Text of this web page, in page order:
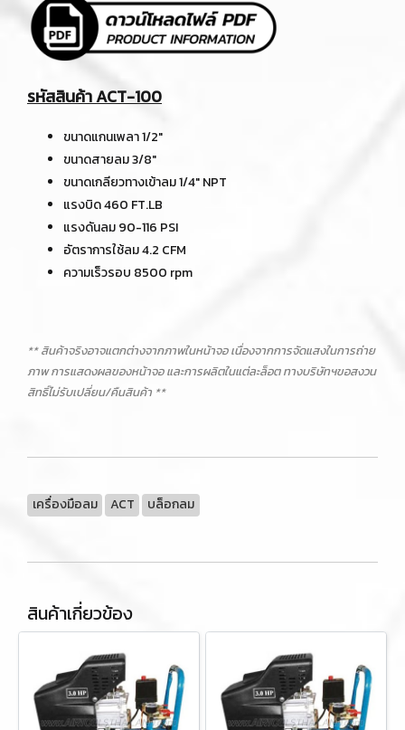
รหัสสินค้า ACT-100
ขนาดแกนเพลา 1/2"
ขนาดสายลม 3/8"
ขนาดเกลียวทางเข้าลม 1/4" NPT
แรงบิด 460 FT.LB
แรงดันลม 90-116 PSI
อัตราการใช้ลม 4.2 CFM
ความเร็วรอบ 8500 rpm
** สินค้าจริงอาจแตกต่างจากภาพในหน้าจอ เนื่องจากการจัดแสงในการถ่าย
ภาพ การแสดงผลของหน้าจอ และการผลิตในแต่ละล็อต ทางบริษัทฯขอสงวน
สิทธิ์ไม่รับเปลี่ยน/คืนสินค้า **
เครื่องมือลม ACT บล็อกลม
สินค้าเกี่ยวข้อง